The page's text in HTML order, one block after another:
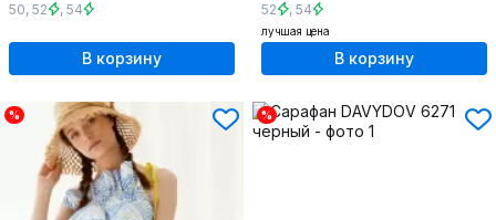
50, 52 , 54
В корзину
52 , 54
лучшая цена
В корзину
% %